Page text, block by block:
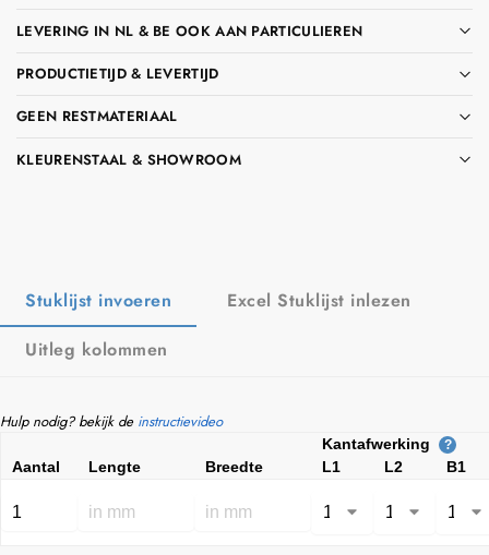
LEVERING IN NL & BE OOK AAN PARTICULIEREN
PRODUCTIETIJD & LEVERTIJD
GEEN RESTMATERIAAL
KLEURENSTAAL & SHOWROOM
Stuklijst invoeren
Excel Stuklijst inlezen
Uitleg kolommen
Hulp nodig? bekijk de instructievideo
Kantafwerking ?
Aantal Lengte Breedte L1 L2 B1